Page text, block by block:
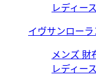
レディー
イヴサンローラ
メンズ 財
レディー